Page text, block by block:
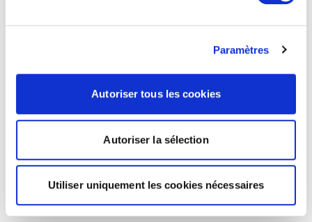
Paramètres
Autoriser tous les cookies
Autoriser la sélection
Utiliser uniquement les cookies nécessaires